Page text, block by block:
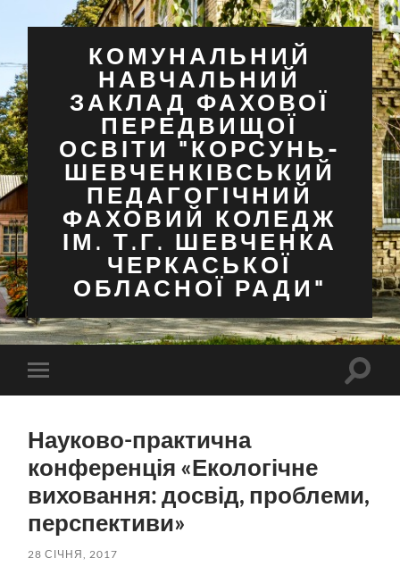
КОМУНАЛЬНИЙ
НАВЧАЛЬНИЙ
ЗАКЛАД ФАХОВОЇ
ПЕРЕДВИЩОЇ
ОСВІТИ "КОРСУНЬ-
ШЕВЧЕНКІВСЬКИЙ
ПЕДАГОГІЧНИЙ
ФАХОВИЙ КОЛЕДЖ
ІМ. Т.Г. ШЕВЧЕНКА
ЧЕРКАСЬКОЇ
ОБЛАСНОЇ РАДИ"
Перемкнути
мобільне
Науково-практична
конференція «Екологічне
виховання: досвід, проблеми,
перспективи»
28 СІЧНЯ, 2017